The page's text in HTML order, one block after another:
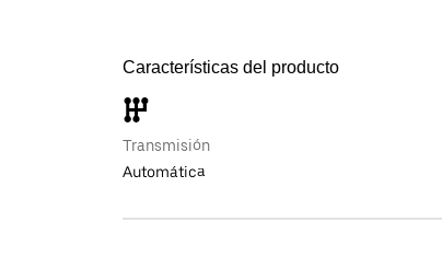
Características del producto
Transmisión
Automática